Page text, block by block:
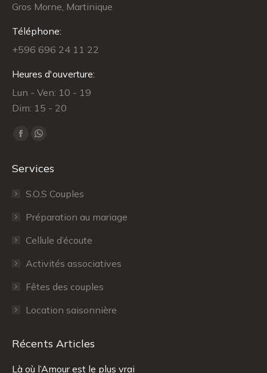
Gros Morne, Martinique
Téléphone:
+596 696 24 11 22
Heures d'ouverture:
Lun - Ven: 10 - 19
Dim: 15 - 20
Trouvez nous sur :
Facebook
opens
window
WhatsApp
opens
window
Services
S.O.S Couples
Préparation au mariage
Cellule d’écoute
Activités associatives
Fêtes des couples
Location saisonnière
Récents Articles
Là où l’Amour est le plus vrai